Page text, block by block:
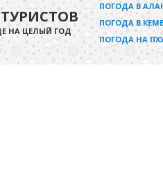
НА ЦЕЛЫЙ ГОД
ПОГОДА В
ПОГОДА В
ПОГОДА НА